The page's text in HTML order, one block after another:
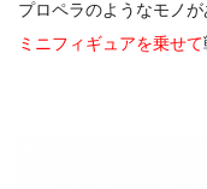
プロペラのようなモノが
ミニフィギュアを乗せて